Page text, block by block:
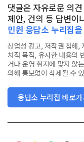
댓글은 자유로운 의
제안, 건의 등 답변이
민원 응답소 누리집
상업성 광고, 저작권 침해,
치적 목적, 유사한 내용의
거나 운영 취지에 맞지 않
의해 통보없이 삭제될 수
응답소 누리집 바로가